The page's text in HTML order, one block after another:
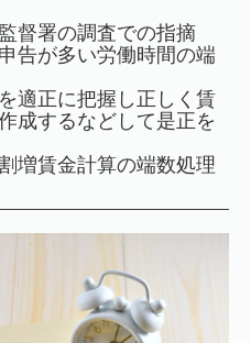
督署の調査での指摘
告が多い労働時間の端
適正に把握し正しく賃
成するなどして是正を
増賃金計算の端数処理